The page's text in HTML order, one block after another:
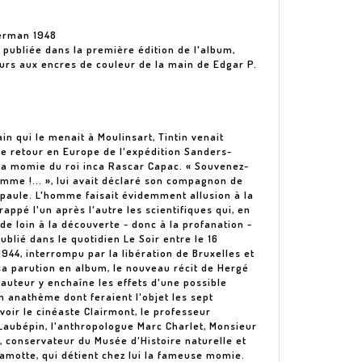
1948
dans la première édition de l'album,
aux encres de couleur de la main de Edgar P.
qui le menait à Moulinsart, Tintin venait
retour en Europe de l'expédition Sanders-
momie du roi inca Rascar Capac. « Souvenez-
!... », lui avait déclaré son compagnon de
L'homme faisait évidemment allusion à la
l'un après l'autre les scientifiques qui, en
loin à la découverte - donc à la profanation -
dans le quotidien Le Soir entre le 16
interrompu par la libération de Bruxelles et
parution en album, le nouveau récit de Hergé
y enchaîne les effets d'une possible
anathème dont feraient l'objet les sept
le cinéaste Clairmont, le professeur
l'anthropologue Marc Charlet, Monsieur
conservateur du Musée d'Histoire naturelle et
qui détient chez lui la fameuse momie.